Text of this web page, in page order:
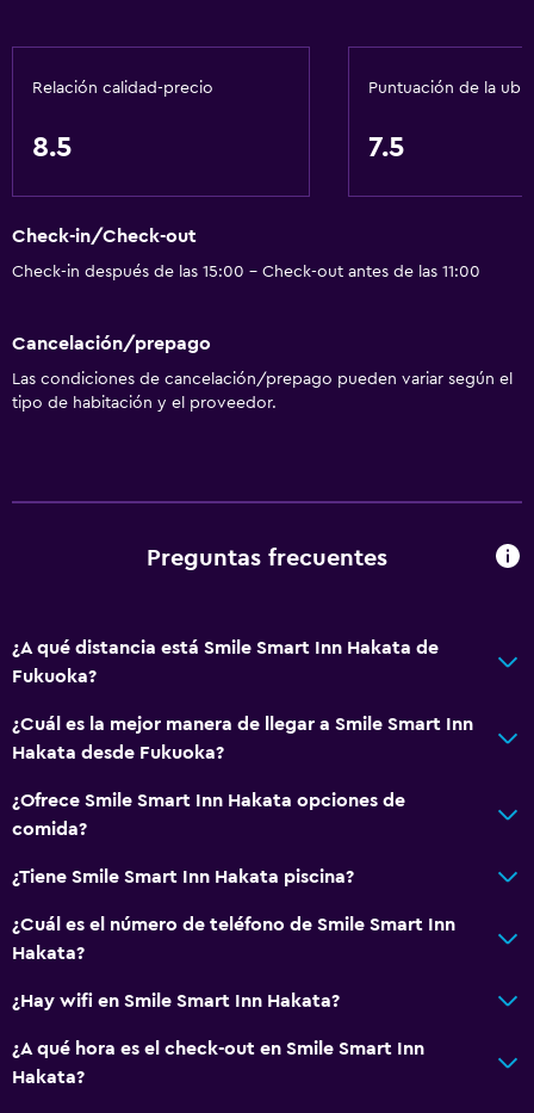
Secador de pelo
Espacio de almacenamiento
Servicios y facilidades
Recepción 24 horas
Relación calidad-precio
8.5
Puntuación de la
7.5
Check-in/Check-out
Check-in después de las 15:00 - Check-out antes de las 11:00
Cancelación/prepago
Las condiciones de cancelación/prepago pueden variar según el
tipo de habitación y el proveedor.
Preguntas frecuentes
¿A qué distancia está Smile Smart Inn Hakata de
Fukuoka?
¿Cuál es la mejor manera de llegar a Smile Smart Inn
Hakata desde Fukuoka?
¿Ofrece Smile Smart Inn Hakata opciones de
comida?
¿Tiene Smile Smart Inn Hakata piscina?
¿Cuál es el número de teléfono de Smile Smart Inn
Hakata?
¿Hay wifi en Smile Smart Inn Hakata?
¿A qué hora es el check-out en Smile Smart Inn
Hakata?